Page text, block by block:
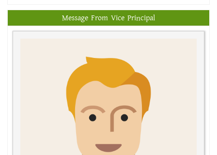
Message From Vice Principal